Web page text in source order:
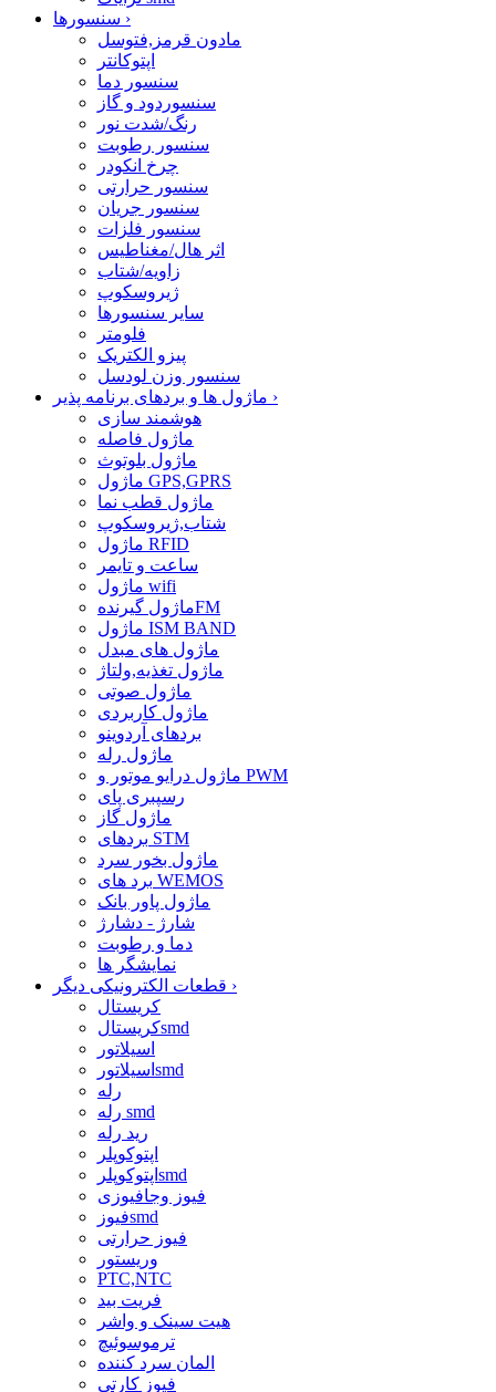
›
مادون قرمز,فتوسل
اپتوکانتر
سنسور دما
سنسوردود و گاز
رنگ/شدت نور
سنسور رطوبت
چرخ انکودر
سنسور حرارتی
سنسور جریان
سنسور فلزات
اثر هال/مغناطیس
زاویه/شتاب
ژیروسکوپ
سایر سنسورها
فلومتر
پیزو الکتریک
سنسور وزن لودسل
›
هوشمند سازی
ماژول فاصله
ماژول بلوتوث
ماژول GPS,GPRS
ماژول قطب نما
شتاب,ژیروسکوپ
ماژول RFID
ساعت و تایمر
ماژول wifi
ماژول گیرندهFM
ماژول ISM BAND
ماژول های مبدل
ماژول تغذیه,ولتاژ
ماژول صوتی
ماژول کاربردی
بردهای آردوینو
ماژول رله
ماژول درایو موتور و PWM
رسپبری پای
ماژول گاز
بردهای STM
ماژول بخور سرد
برد های WEMOS
ماژول پاور بانک
شارژ - دشارژ
دما و رطوبت
نمایشگر ها
›
کریستال
کریستالsmd
اسیلاتور
اسیلاتورsmd
رله
رله smd
رید رله
اپتوکوپلر
اپتوکوپلرsmd
فیوز وجافیوزی
فیوزsmd
فیوز حرارتی
وریستور
PTC,NTC
فریت بید
هیت سینک و واشر
ترموسوئیچ
المان سرد کننده
فیوز کارتی